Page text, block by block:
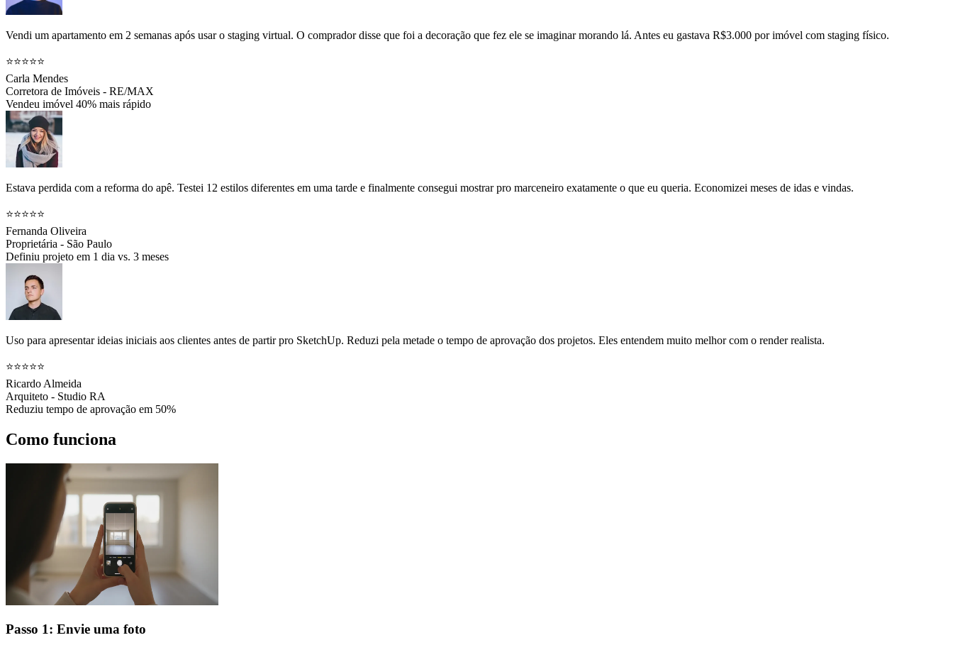
Vendi um apartamento em 2 semanas após usar o staging virtual. O comprador disse que foi a decoração que fez ele se imaginar morando lá. Antes eu gastava R$3.000 por imóvel com staging físico.
⭐⭐⭐⭐⭐
Carla Mendes
Corretora de Imóveis - RE/MAX
Vendeu imóvel 40% mais rápido
Estava perdida com a reforma do apê. Testei 12 estilos diferentes em uma tarde e finalmente consegui mostrar pro marceneiro exatamente o que eu queria. Economizei meses de idas e vindas.
⭐⭐⭐⭐⭐
Fernanda Oliveira
Proprietária - São Paulo
Definiu projeto em 1 dia vs. 3 meses
Uso para apresentar ideias iniciais aos clientes antes de partir pro SketchUp. Reduzi pela metade o tempo de aprovação dos projetos. Eles entendem muito melhor com o render realista.
⭐⭐⭐⭐⭐
Ricardo Almeida
Arquiteto - Studio RA
Reduziu tempo de aprovação em 50%
Como funciona
Passo 1: Envie uma foto